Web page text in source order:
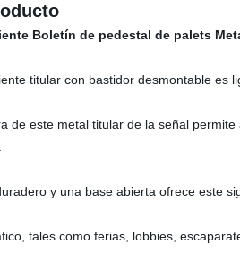
Boletín de pedestal de palets
titular con bastidor desmontable
de este metal titular de la señal
y una base abierta ofrece este
tales como ferias, lobbies,